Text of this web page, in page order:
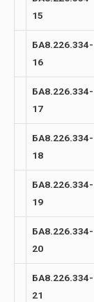
15
БА8.226.334-
16
БА8.226.334-
17
БА8.226.334-
18
БА8.226.334-
19
БА8.226.334-
20
БА8.226.334-
21